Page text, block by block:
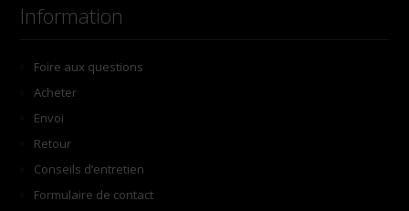
Information
Foire aux questions
Acheter
Envoi
Retour
Conseils d’entretien
Formulaire de contact